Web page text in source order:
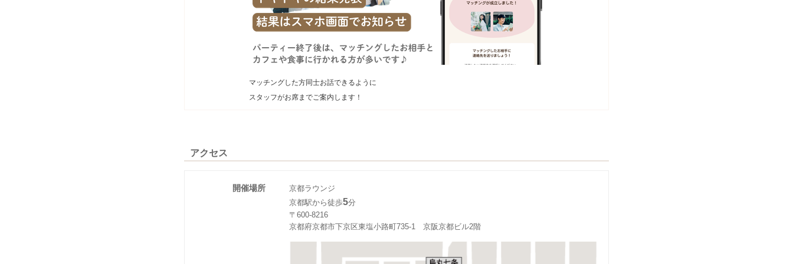
マッチングした方同士お話できるように
スタッフがお席までご案内します！
アクセス
開催場所
京都ラウンジ
京都駅から徒歩5分
〒600-8216
京都府京都市下京区東塩小路町735-1 京阪京都ビル2階